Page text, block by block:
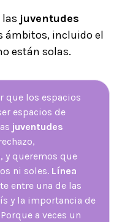
juventudes
ámbitos, incluido el
están solas.
que los espacios
espacios de
juventudes
y queremos que
ni soles. Línea
entre una de las
y la importancia de
a veces un